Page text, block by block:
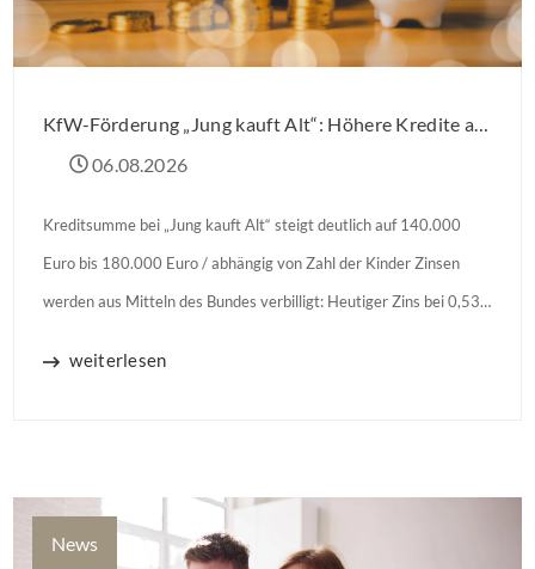
06.08.2026
Kreditsumme bei „Jung kauft Alt“ steigt deutlich auf 140.000
Euro bis 180.000 Euro / abhängig von Zahl der Kinder Zinsen
werden aus Mitteln des Bundes verbilligt: Heutiger Zins bei 0,53
weiterlesen
News